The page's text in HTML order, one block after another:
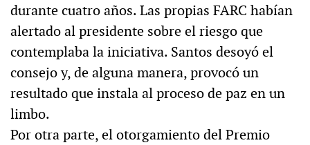
durante cuatro años. Las propias FARC habían
alertado al presidente sobre el riesgo que
contemplaba la iniciativa. Santos desoyó el
consejo y, de alguna manera, provocó un
resultado que instala al proceso de paz en un
limbo.
Por otra parte, el otorgamiento del Premio